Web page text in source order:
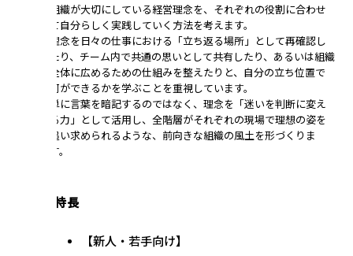
組織が大切にしている経営理念を、それぞれの役割に合わせ
て自分らしく実践していく方法を考えます。
理念を日々の仕事における「立ち返る場所」として再確認し
たり、チーム内で共通の思いとして共有したり、あるいは組織
全体に広めるための仕組みを整えたりと、自分の立ち位置で
何ができるかを学ぶことを重視しています。
単に言葉を暗記するのではなく、理念を「迷いを判断に変え
る力」として活用し、全階層がそれぞれの現場で理想の姿を
追い求められるような、前向きな組織の風土を形づくりま
す。
講座の特長
【新人・若手向け】